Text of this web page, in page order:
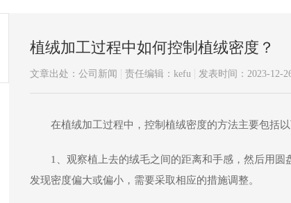
植绒加工过程中如何控制植绒密度？
文章出处：公司新闻 责任编辑：kefu 发表时间：2023-12-
在植绒加工过程中，控制植绒密度的方法主要包括以
1、观察植上去的绒毛之间的距离和手感，然后用
发现密度偏大或偏小，需要采取相应的措施调整。